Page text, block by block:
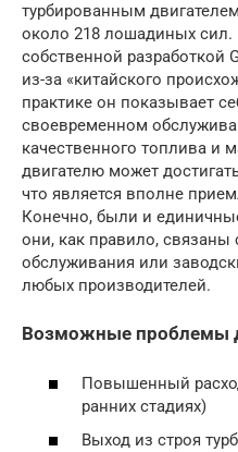
турбированным
около 218 лошадиных сил.
собственной разработкой
из-за «китайского
практике он показывает
своевременном
качественного топлива и
двигателю может
что является вполне
Конечно, были и
они, как правило, связаны
обслуживания или
любых производителей.
Возможные проблемы
Повышенный
ранних стадиях)
Выход из строя